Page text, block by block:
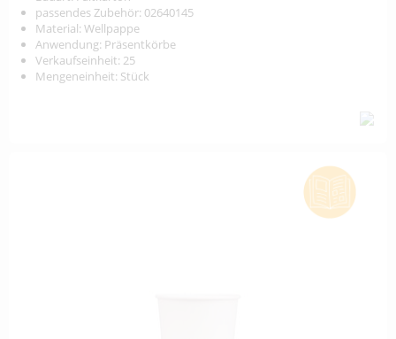
passendes Zubehör: 02640145
Material: Wellpappe
Anwendung: Präsentkörbe
Verkaufseinheit: 25
Mengeneinheit: Stück